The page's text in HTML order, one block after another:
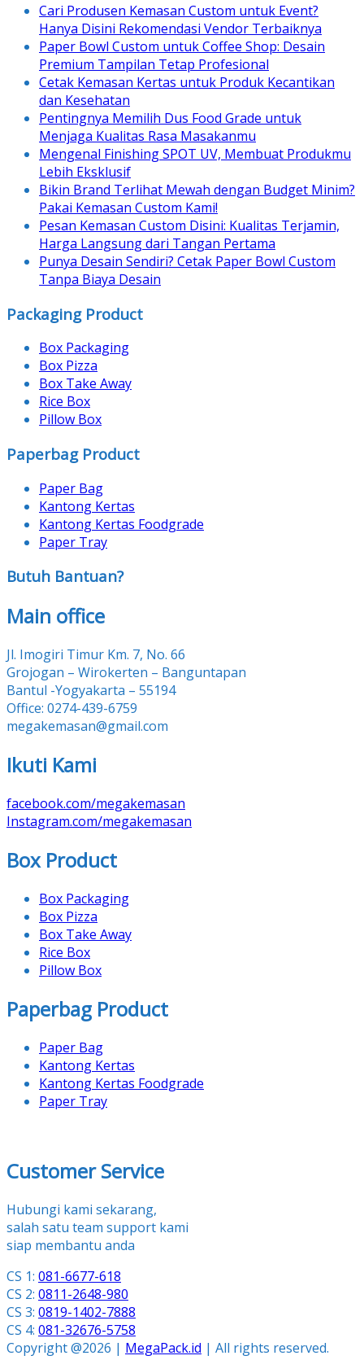
Cari Produsen Kemasan Custom untuk Event?
Hanya Disini Rekomendasi Vendor Terbaiknya
Paper Bowl Custom untuk Coffee Shop: Desain
Premium Tampilan Tetap Profesional
Cetak Kemasan Kertas untuk Produk Kecantikan
dan Kesehatan
Pentingnya Memilih Dus Food Grade untuk
Menjaga Kualitas Rasa Masakanmu
Mengenal Finishing SPOT UV, Membuat Produkmu
Lebih Eksklusif
Bikin Brand Terlihat Mewah dengan Budget Minim?
Pakai Kemasan Custom Kami!
Pesan Kemasan Custom Disini: Kualitas Terjamin,
Harga Langsung dari Tangan Pertama
Punya Desain Sendiri? Cetak Paper Bowl Custom
Tanpa Biaya Desain
Packaging Product
Box Packaging
Box Pizza
Box Take Away
Rice Box
Pillow Box
Paperbag Product
Paper Bag
Kantong Kertas
Kantong Kertas Foodgrade
Paper Tray
Butuh Bantuan?
Main office
Jl. Imogiri Timur Km. 7, No. 66
Grojogan – Wirokerten – Banguntapan
Bantul -Yogyakarta – 55194
Office: 0274-439-6759
megakemasan@gmail.com
Ikuti Kami
facebook.com/megakemasan
Instagram.com/megakemasan
Box Product
Box Packaging
Box Pizza
Box Take Away
Rice Box
Pillow Box
Paperbag Product
Paper Bag
Kantong Kertas
Kantong Kertas Foodgrade
Paper Tray
Customer Service
Hubungi kami sekarang,
salah satu team support kami
siap membantu anda
CS 1: 081-6677-618
CS 2: 0811-2648-980
CS 3: 0819-1402-7888
CS 4: 081-32676-5758
Copyright @2026 | MegaPack.id | All rights reserved.